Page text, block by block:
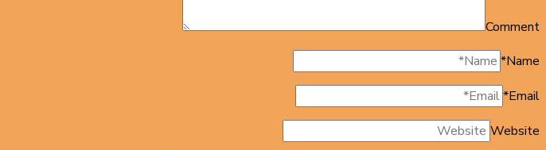
Comment
Name
*
Email
*
Website